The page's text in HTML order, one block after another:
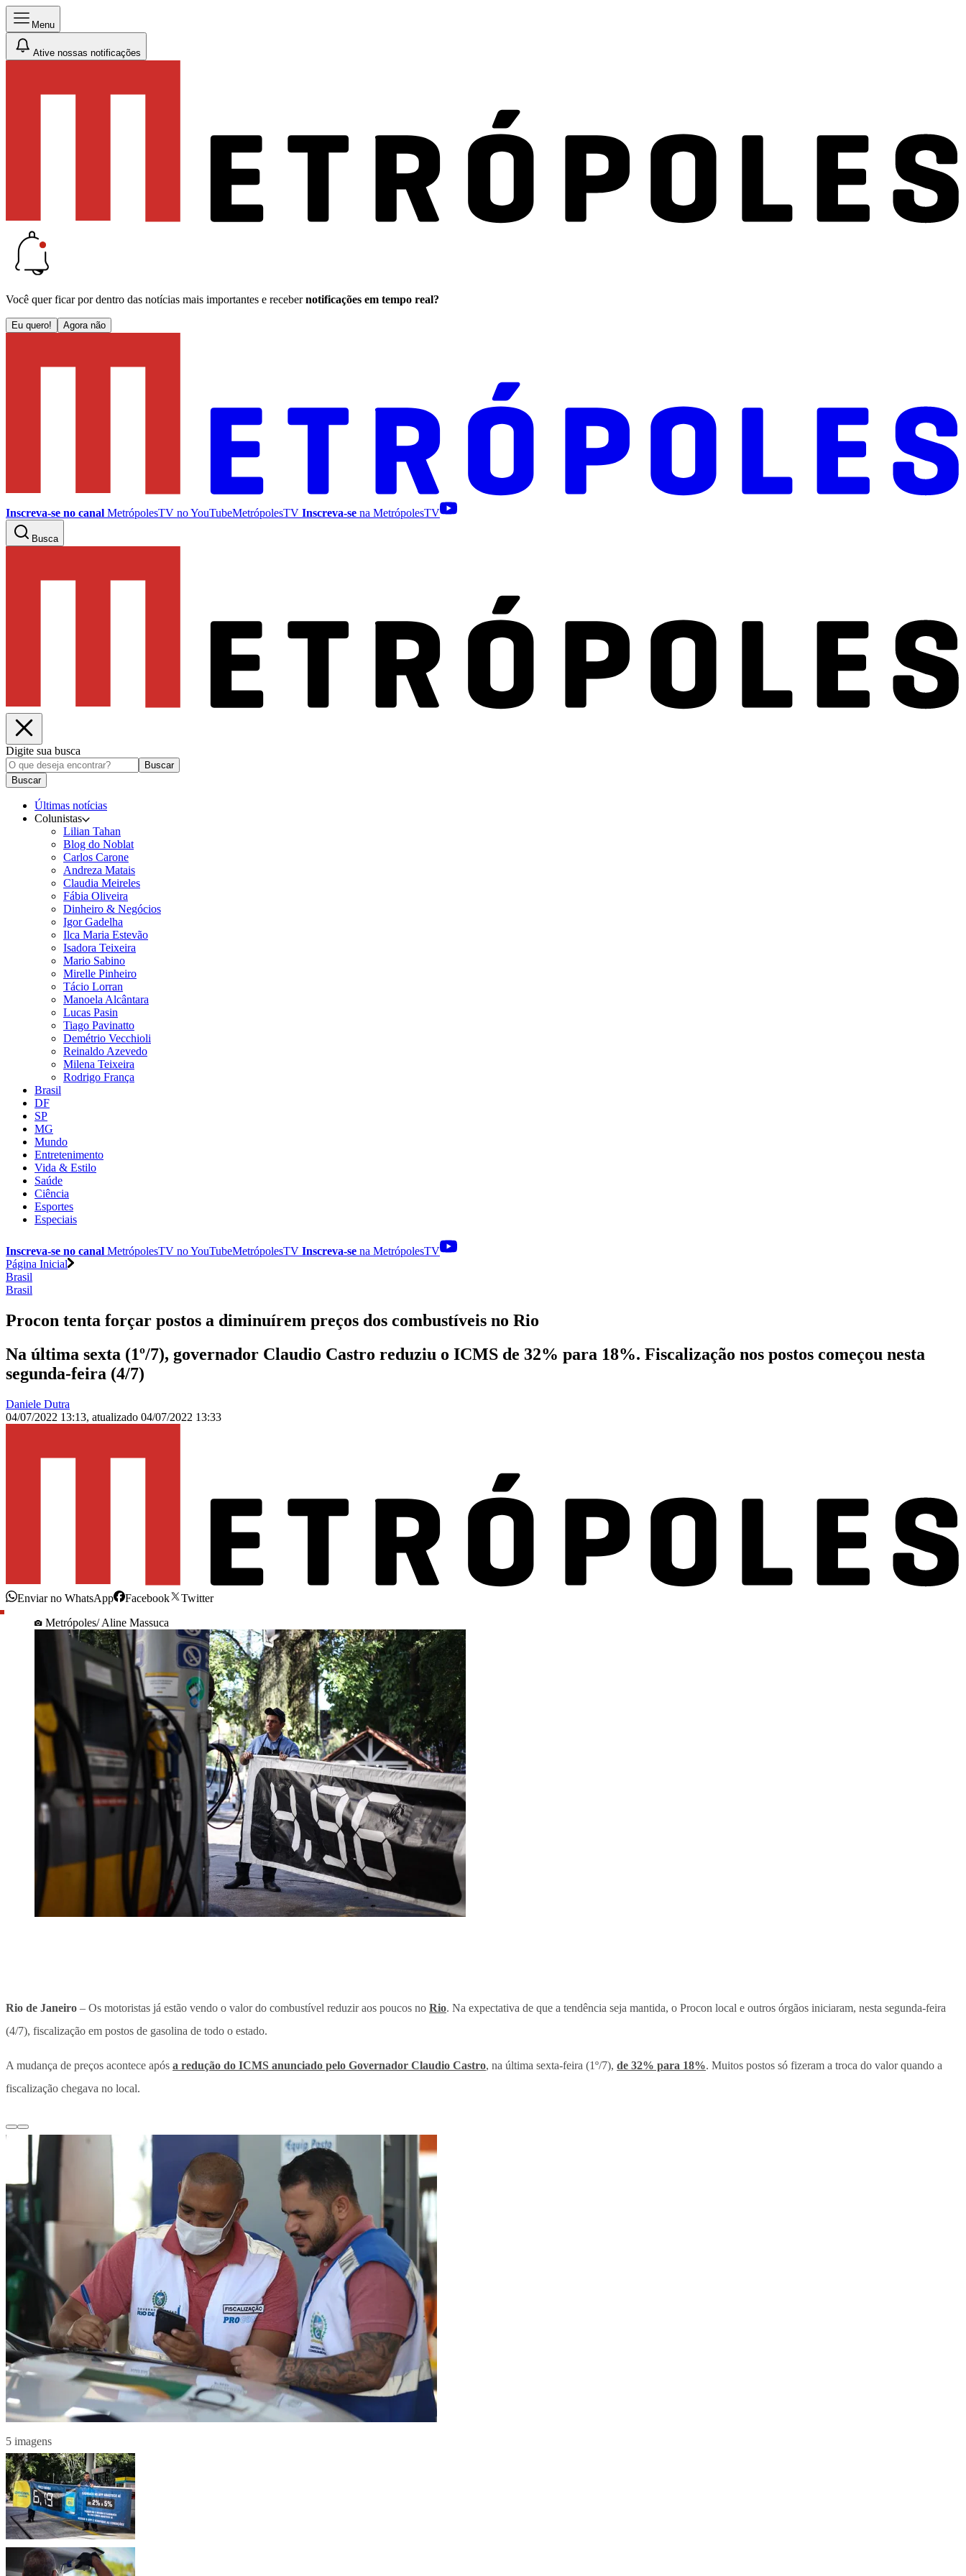
Menu
Ative nossas notificações
Você quer ficar por dentro das notícias mais importantes e receber notificações em tempo real?
Eu quero! Agora não
Inscreva-se no canal MetrópolesTV noYouTubeMetrópolesTV Inscreva-se na MetrópolesTV
Busca
Digite sua busca
Buscar
Buscar
Últimas notícias
Colunistas
Lilian Tahan
Blog do Noblat
Carlos Carone
Andreza Matais
Claudia Meireles
Fábia Oliveira
Dinheiro & Negócios
Igor Gadelha
Ilca Maria Estevão
Isadora Teixeira
Mario Sabino
Mirelle Pinheiro
Tácio Lorran
Manoela Alcântara
Lucas Pasin
Tiago Pavinatto
Demétrio Vecchioli
Reinaldo Azevedo
Milena Teixeira
Rodrigo França
Brasil
DF
SP
MG
Mundo
Entretenimento
Vida & Estilo
Saúde
Ciência
Esportes
Especiais
Inscreva-se no canal MetrópolesTV noYouTubeMetrópolesTV Inscreva-se na MetrópolesTV
Página Inicial
Brasil
Brasil
Procon tenta forçar postos a diminuírem preços dos combustíveis no Rio
Na última sexta (1º/7), governador Claudio Castro reduziu o ICMS de 32% para 18%. Fiscalização nos postos começou nesta
segunda-feira (4/7)
Daniele Dutra
04/07/2022 13:13, atualizado 04/07/2022 13:33
Enviar no WhatsApp Facebook
Twitter
Metrópoles/ Aline Massuca
Rio de Janeiro – Os motoristas já estão vendo o valor do combustível reduzir aos poucos no Rio. Na expectativa de que a tendência seja mantida, o Procon local e outros órgãos iniciaram, nesta segunda-feira
(4/7), fiscalização em postos de gasolina de todo o estado.
A mudança de preços acontece após a redução do ICMS anunciado pelo Governador Claudio Castro, na última sexta-feira (1º/7), de 32% para 18%. Muitos postos só fizeram a troca do valor quando a
fiscalização chegava no local.
5 imagens